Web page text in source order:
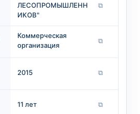
ЛЕСОПРОМЫШЛЕНН
ИКОВ"
⧉
Коммерческая
организация
⧉
2015 ⧉
11 лет ⧉